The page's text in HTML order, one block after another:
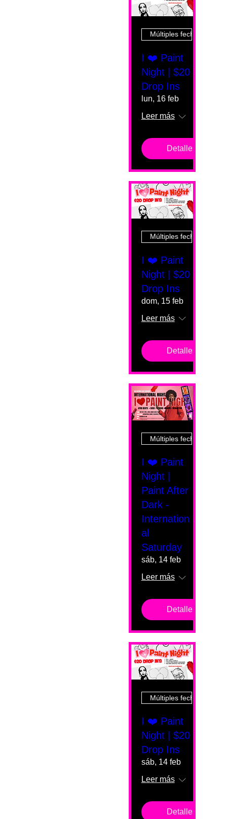
Múltiples fechas
I ❤️ Paint
Night | $20
Drop Ins
lun, 16 feb
Leer más
Detalles
Múltiples fechas
I ❤️ Paint
Night | $20
Drop Ins
dom, 15 feb
Leer más
Detalles
Múltiples fechas
I ❤️ Paint
Night |
Paint After
Dark -
Internation
al
Saturday
sáb, 14 feb
Leer más
Detalles
Múltiples fechas
I ❤️ Paint
Night | $20
Drop Ins
sáb, 14 feb
Leer más
Detalles